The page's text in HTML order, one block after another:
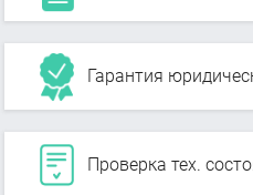
Гарантия
Проверка тех.